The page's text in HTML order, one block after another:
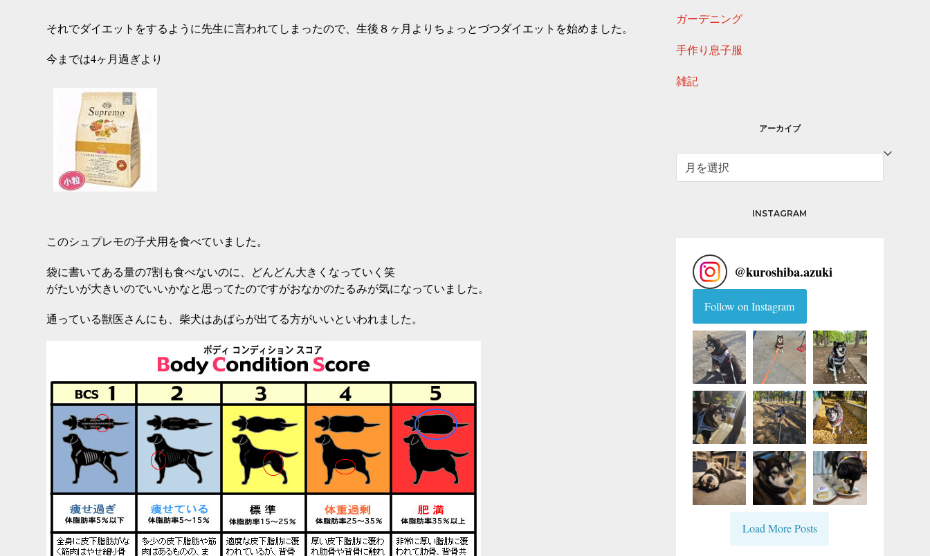
それでダイエットをするように先生に言われてしまったので、生後８ヶ月よりちょっとづつダイエットを始めました。
今までは4ヶ月過ぎより
このシュプレモの子犬用を食べていました。
袋に書いてある量の7割も食べないのに、どんどん大きくなっていく笑
がたいが大きいのでいいかなと思ってたのですがおなかのたるみが気になっていました。
通っている獣医さんにも、柴犬はあばらが出てる方がいいといわれました。
ガーデニング
手作り息子服
雑記
アーカイブ
ー
INSTAGRAM
@kuroshiba.azuki
Follow on Instagram
Load More Posts